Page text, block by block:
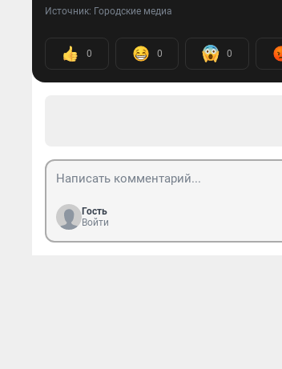
Источник: Городские медиа
0 0 0
Гость
Войти